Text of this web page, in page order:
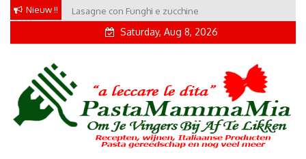
Skip
Nieuw !! Lasagne con Funghi e zucchine
Saturday, Aug 8, 2026